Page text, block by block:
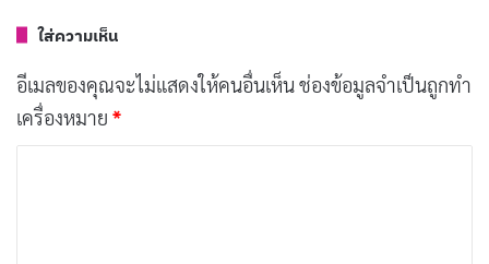
โกคู ต่อสู้ปกป้องโลกจากเหล่าร้าย ตั้งแต่ศัตรูตัวฉกาจ
อย่างจอมมารพิคโกโร่ (Piccolo) ฟรีเซอร์ (Frieza)
ใส่ความเห็น
อีเมลของคุณจะไม่แสดงให้คนอื่นเห็น ช่องข้อมูลจำเป็นถูกทำ
เครื่องหมาย *